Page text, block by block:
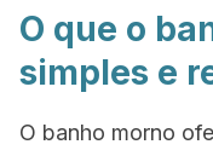
O que o
simples e
O banho morno